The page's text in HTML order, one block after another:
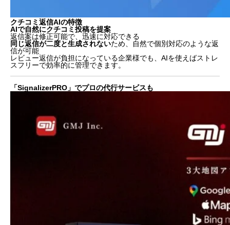
クチコミ返信AIの特徴
AIで自然にクチコミ投稿を提案
返信案は修正可能で、迅速に対応できる
同じ返信が二度と生成されないため、自然で個別対応のような返
信が可能
レビュー返信が負担になっている企業様でも、AIを使えばストレ
スフリーで効率的に管理できます。
「SignalizerPRO」でプロの代行サービスも